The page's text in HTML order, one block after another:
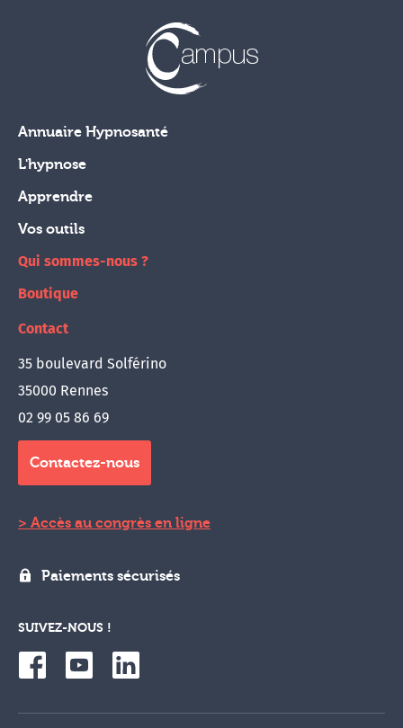
Annuaire Hypnosanté
L'hypnose
Apprendre
Vos outils
Qui sommes-nous ?
Boutique
Contact
35 boulevard Solférino
35000 Rennes
02 99 05 86 69
Contactez-nous
Accès au congrès en ligne
Paiements sécurisés
SUIVEZ-NOUS !